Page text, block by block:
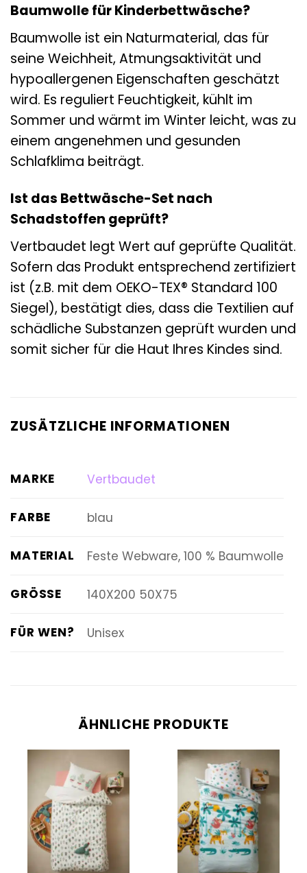
Baumwolle für Kinderbettwäsche?
Baumwolle ist ein Naturmaterial, das für
seine Weichheit, Atmungsaktivität und
hypoallergenen Eigenschaften geschätzt
wird. Es reguliert Feuchtigkeit, kühlt im
Sommer und wärmt im Winter leicht, was zu
einem angenehmen und gesunden
Schlafklima beiträgt.
Ist das Bettwäsche-Set nach
Schadstoffen geprüft?
Vertbaudet legt Wert auf geprüfte Qualität.
Sofern das Produkt entsprechend zertifiziert
ist (z.B. mit dem OEKO-TEX® Standard 100
Siegel), bestätigt dies, dass die Textilien auf
schädliche Substanzen geprüft wurden und
somit sicher für die Haut Ihres Kindes sind.
ZUSÄTZLICHE INFORMATIONEN
MARKE Vertbaudet
FARBE blau
MATERIAL Feste Webware, 100 % Baumwolle
GRÖSSE 140X200 50X75
FÜR WEN? Unisex
ÄHNLICHE PRODUKTE